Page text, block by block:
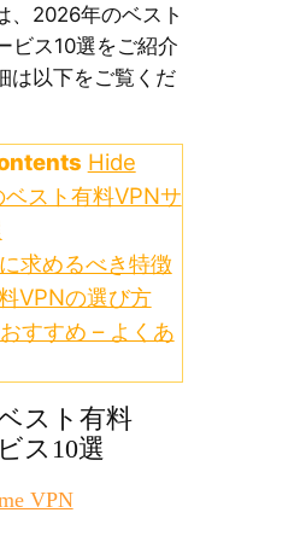
、2026年のベスト
ビス10選をご紹介
は以下をご覧くだ
Hide
スト有料VPNサ
求めるべき特徴
VPNの選び方
すすめ – よくあ
スト有料
ス10選
VPN